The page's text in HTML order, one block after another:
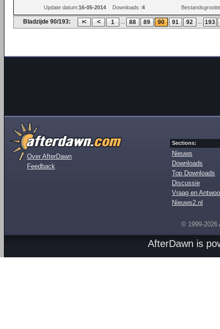
Update datum:16-05-2014 Downloads :4
Bladzijde 90/193: 1 ... 88 89 90 91 92 ... 193
Over AfterDawn
Feedback
Sections:
Nieuws
Downloads
Top Downloads
Discussie
Vraag en
Nieuws2.nl
© 1999-2026
AfterDawn is